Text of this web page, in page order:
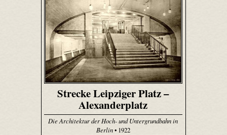
Strecke Leipziger Platz –
Alexanderplatz
Die Architektur der Hoch- und Untergrundbahn in
Berlin• 1922